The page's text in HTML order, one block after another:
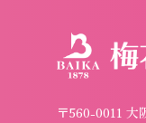
〒560-0011 大